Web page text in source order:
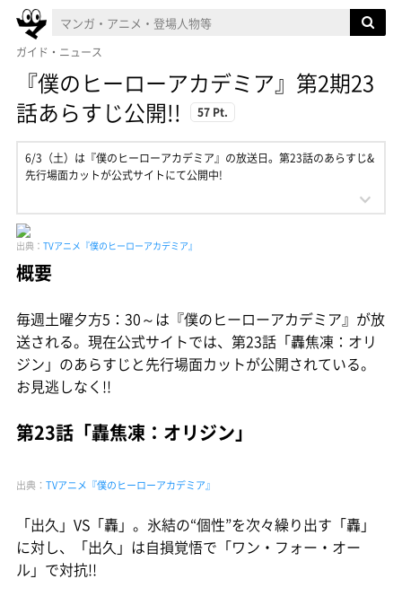
ガイド・ニュース
『僕のヒーローアカデミア』第2期23
話あらすじ公開!!
57 Pt.
6/3（土）は『僕のヒーローアカデミア』の放送日。第23話のあらすじ&
先行場面カットが公式サイトにて公開中!
出典： TVアニメ『僕のヒーローアカデミア』
概要
毎週土曜夕方5：30～は『僕のヒーローアカデミア』が放
送される。現在公式サイトでは、第23話「轟焦凍：オリ
ジン」のあらすじと先行場面カットが公開されている。
お見逃しなく!!
第23話「轟焦凍：オリジン」
出典： TVアニメ『僕のヒーローアカデミア』
「出久」VS「轟」。氷結の“個性”を次々繰り出す「轟」
に対し、「出久」は自損覚悟で「ワン・フォー・オー
ル」で対抗!!